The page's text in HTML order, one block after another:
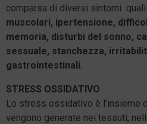
comparsa di diversi sintomi quali
muscolari, ipertensione,
memoria, disturbi del sonno,
sessuale, stanchezza,
gastrointestinali.
STRESS OSSIDATIVO
Lo stress ossidativo è l’insieme
vengono generate nei tessuti,